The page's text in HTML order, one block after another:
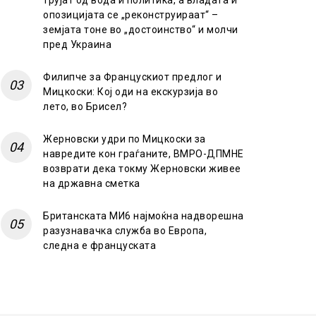
опозицијата се „реконструираат“ –
земјата тоне во „достоинство“ и молчи
пред Украина
Филипче за Францускиот предлог и
Мицкоски: Кој оди на екскурзија во
лето, во Брисел?
Жерновски удри по Мицкоски за
навредите кон граѓаните, ВМРО-ДПМНЕ
возврати дека токму Жерновски живее
на државна сметка
Британската МИ6 најмоќна надворешна
разузнавачка служба во Европа,
следна е француската